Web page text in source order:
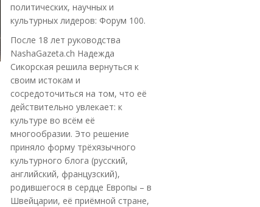
политических, научных и
культурных лидеров: Форум 100.
После 18 лет руководства
NashaGazeta.ch Надежда
Сикорская решила вернуться к
своим истокам и
сосредоточиться на том, что её
действительно увлекает: к
культуре во всём её
многообразии. Это решение
приняло форму трёхязычного
культурного блога (русский,
английский, французский),
родившегося в сердце Европы – в
Швейцарии, её приёмной стране,